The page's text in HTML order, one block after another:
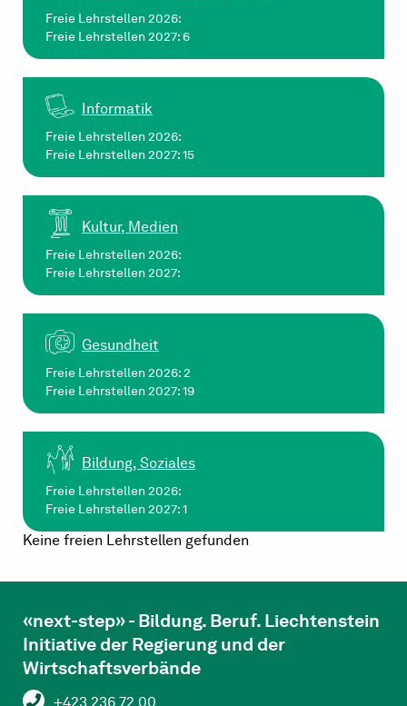
Freie Lehrstellen 2026:
Freie Lehrstellen 2027: 6
Informatik
Freie Lehrstellen 2026:
Freie Lehrstellen 2027: 15
Kultur, Medien
Freie Lehrstellen 2026:
Freie Lehrstellen 2027:
Gesundheit
Freie Lehrstellen 2026: 2
Freie Lehrstellen 2027: 19
Bildung, Soziales
Freie Lehrstellen 2026:
Freie Lehrstellen 2027: 1
Keine freien Lehrstellen gefunden
«next-step» - Bildung. Beruf. Liechtenstein
Initiative der Regierung und der
Wirtschaftsverbände
+423 236 72 00